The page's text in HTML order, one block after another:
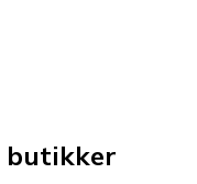
butikker